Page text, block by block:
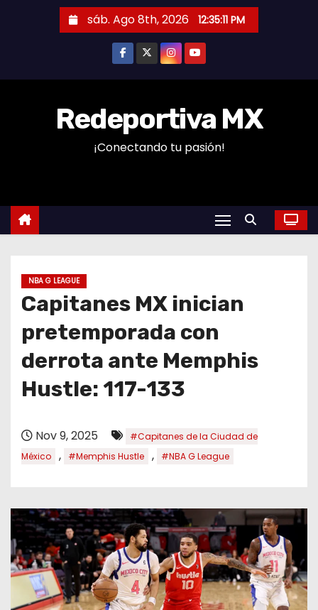
n
sáb. Ago 8th, 2026 12:35:12 PM
Redeportiva MX
¡Conectando tu pasión!
NBA G LEAGUE
Capitanes MX inician
pretemporada con
derrota ante Memphis
Hustle: 117-133
Nov 9, 2025
#Capitanes de la Ciudad de
México
, #Memphis Hustle , #NBA G League